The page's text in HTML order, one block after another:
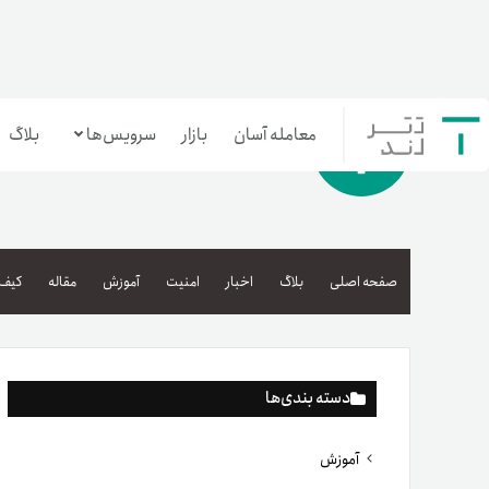
معامله آسان بازار سرویس‌ها
بازار تترلند
سرمایه‌گذاری آسان
بلاگ
صفحه اصلی بلاگ اخبار امنیت آموزش مقاله
دسته بندی‌ها
آموزش